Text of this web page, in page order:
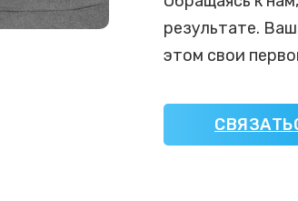
результате.
этом свои